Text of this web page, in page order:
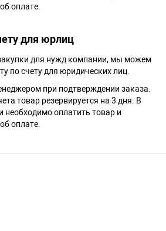
оплате.
для юрлиц
для нужд компании, мы можем
по счету для юридических лиц.
при подтверждении заказа.
товар резервируется на 3 дня. В
необходимо оплатить товар и
оплате.